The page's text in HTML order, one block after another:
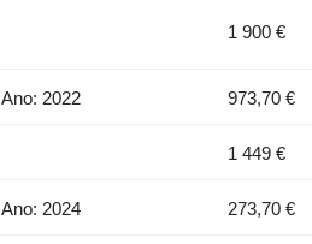
1 900 €
Ano: 2022 973,70 €
1 449 €
Ano: 2024 273,70 €